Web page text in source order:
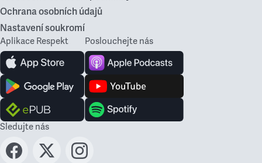
Ochrana osobních údajů
Nastavení soukromí
Aplikace Respekt Poslouchejte nás
Sledujte nás